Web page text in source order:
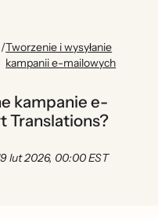
/Tworzenie i wysyłanie
kampanii e-mailowych
kampanie e-
Translations?
lut 2026, 00:00 EST